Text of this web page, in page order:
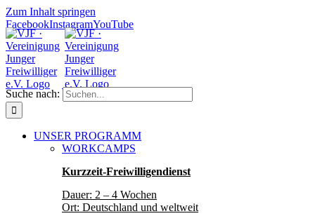
Zum Inhalt springen
FacebookInstagramYouTube
Suche nach:
UNSER PROGRAMM
WORKCAMPS
Kurzzeit-Freiwilligendienst
Dauer: 2 – 4 Wochen
Ort: Deutschland und weltweit